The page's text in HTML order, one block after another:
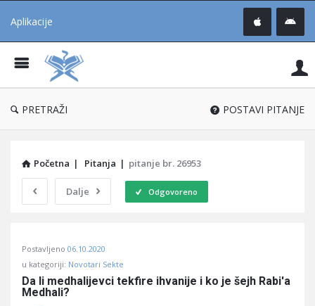
Aplikacije
®
PRETRAŽI POSTAVI PITANJE
Početna | Pitanja | pitanje br. 26953
Dalje Odgovoreno
Učene
Latest
Postavljeno 06.10.2020
u kategoriji: Novotari Sekte
Da li medhalijevci tekfire ihvanije i ko je šejh Rabi'a
Medhali?